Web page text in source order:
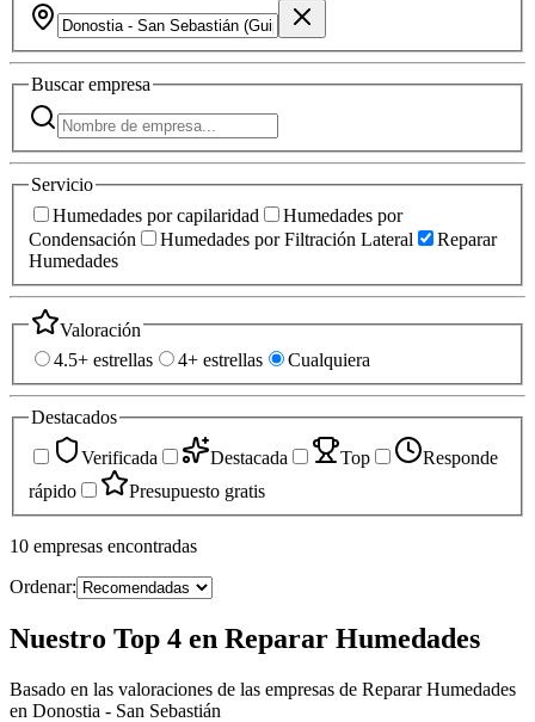
Buscarempresa
Servicio
Humedades por capilaridad
Humedades por
Condensación
Humedades por Filtración Lateral
Reparar
Humedades
Valoración
4.5+ estrellas
4+ estrellas Cualquiera
Destacados
Verificada
Destacada Top
Responde
rápido
Presupuesto gratis
10 empresas encontradas
Ordenar:
Nuestro Top 4 en Reparar Humedades
Basado en las valoraciones de las empresas de Reparar Humedades
en Donostia - San Sebastián